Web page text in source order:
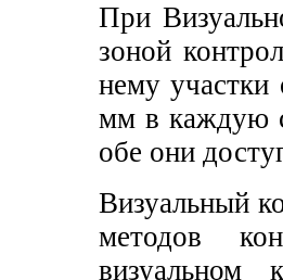
При
зоной
нему участки
мм в каждую
обе они
Визуальный
методов
визуальном